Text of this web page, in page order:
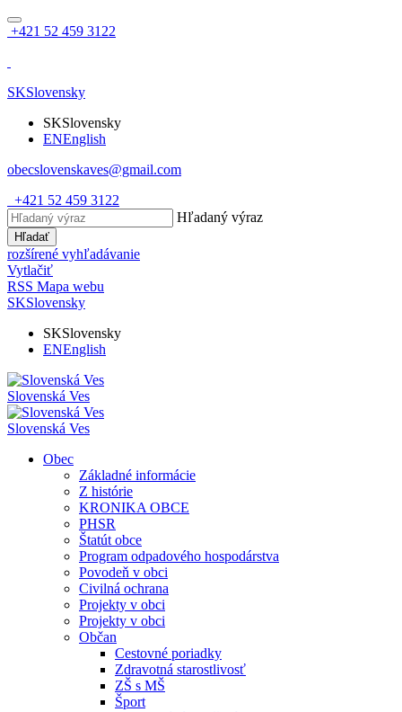
+421 52 459 3122
SKSlovensky
SKSlovensky
ENEnglish
obecslovenskaves@gmail.com
+421 52 459 3122
Hľadaný výraz
Hľadať
rozšírené vyhľadávanie
Vytlačiť
RSS Mapa webu
SKSlovensky
SKSlovensky
ENEnglish
Slovenská Ves
Slovenská Ves
Obec
Základné informácie
Z histórie
KRONIKA OBCE
PHSR
Štatút obce
Program odpadového hospodárstva
Povodeň v obci
Civilná ochrana
Projekty v obci
Projekty v obci
Občan
Cestovné poriadky
Zdravotná starostlivosť
ZŠ s MŠ
Šport